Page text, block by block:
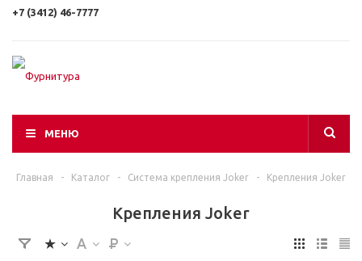
+7 (3412) 46-7777
МЕНЮ
Главная - Каталог - Система крепления Joker - Крепления Joker
Крепления Joker